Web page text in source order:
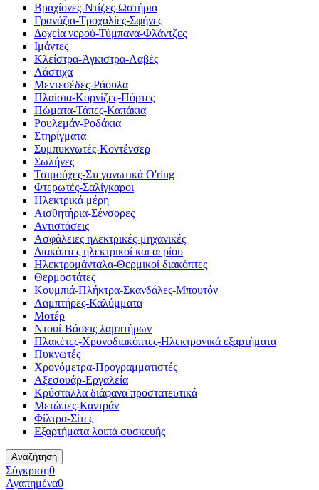
Βραχίονες-Ντίζες-Ωστήρια
Γρανάζια-Τροχαλίες-Σφήνες
Δοχεία νερού-Τύμπανα-Φλάντζες
Ιμάντες
Κλείστρα-Άγκιστρα-Λαβές
Λάστιχα
Μεντεσέδες-Ράουλα
Πλαίσια-Κορνίζες-Πόρτες
Πώματα-Τάπες-Καπάκια
Ρουλεμάν-Ροδάκια
Στηρίγματα
Συμπυκνωτές-Κοντένσερ
Σωλήνες
Τσιμούχες-Στεγανωτικά O'ring
Φτερωτές-Σαλίγκαροι
Ηλεκτρικά μέρη
Αισθητήρια-Σένσορες
Αντιστάσεις
Ασφάλειες ηλεκτρικές-μηχανικές
Διακόπτες ηλεκτρικοί και αερίου
Ηλεκτρομάνταλα-Θερμικοί διακόπτες
Θερμοστάτες
Κουμπιά-Πλήκτρα-Σκανδάλες-Μπουτόν
Λαμπτήρες-Καλύμματα
Μοτέρ
Ντουί-Βάσεις λαμπτήρων
Πλακέτες-Χρονοδιακόπτες-Ηλεκτρονικά εξαρτήματα
Πυκνωτές
Χρονόμετρα-Προγραμματιστές
Αξεσουάρ-Εργαλεία
Κρύσταλλα διάφανα προστατευτικά
Μετώπες-Καντράν
Φίλτρα-Σίτες
Εξαρτήματα λοιπά συσκευής
Αναζήτηση
Σύγκριση0
Αγαπημένα0